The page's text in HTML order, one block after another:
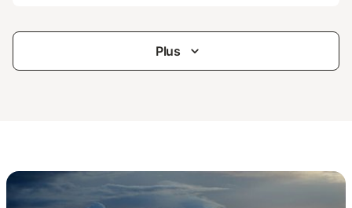
Plus